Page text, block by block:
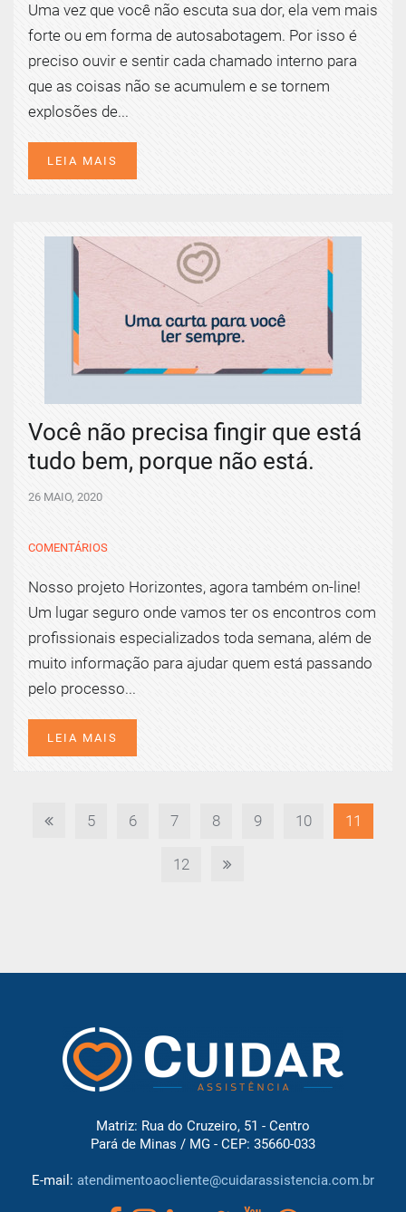
Uma vez que você não escuta sua dor, ela vem mais
forte ou em forma de autosabotagem. Por isso é
preciso ouvir e sentir cada chamado interno para
que as coisas não se acumulem e se tornem
explosões de...
LEIA MAIS
Você não precisa fingir que está
tudo bem, porque não está.
26 MAIO, 2020
COMENTÁRIOS
Nosso projeto Horizontes, agora também on-line!
Um lugar seguro onde vamos ter os encontros com
profissionais especializados toda semana, além de
muito informação para ajudar quem está passando
pelo processo...
LEIA MAIS
5 6 7 8 9 10 11
12
Matriz: Rua do Cruzeiro, 51 - Centro
Pará de Minas / MG - CEP: 35660-033
E-mail: atendimentoaocliente@cuidarassistencia.com.br